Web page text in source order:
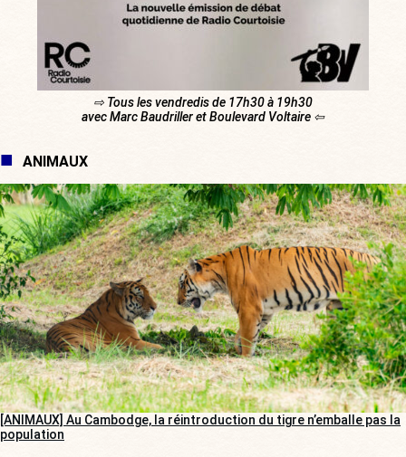
⇨ Tous les vendredis de 17h30 à 19h30
avec Marc Baudriller et Boulevard Voltaire ⇦
ANIMAUX
[ANIMAUX] Au Cambodge, la réintroduction du tigre n’emballe pas la
population